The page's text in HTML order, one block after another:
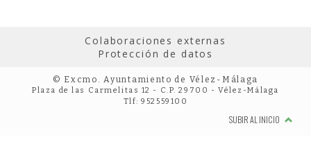
Colaboraciones externas
Protección de datos
© Excmo. Ayuntamiento de Vélez-Málaga
Plaza de las Carmelitas 12 - C.P. 29700 - Vélez-Málaga
Tlf: 952559100
SUBIR AL INICIO